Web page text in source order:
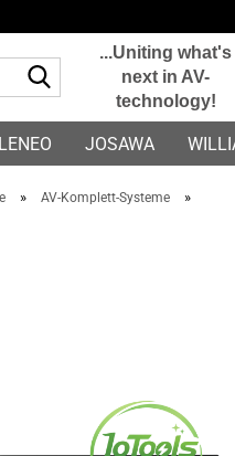
E-Mail
Passwort
...Uniting what's
next in AV-
technology!
JOSAWA
» AV-Komplett-Systeme »